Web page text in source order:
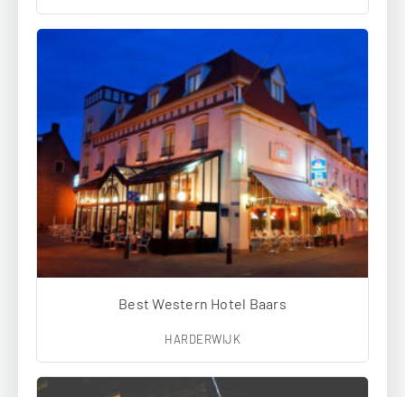
Best Western Hotel Baars
HARDERWIJK